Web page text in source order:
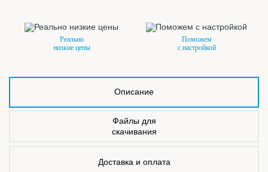
Реально
низкие цены
Поможем
с настройкой
Описание
Файлы для
скачивания
Доставка и оплата